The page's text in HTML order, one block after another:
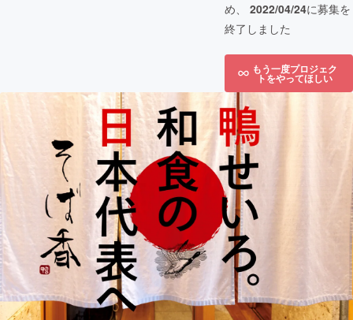
め、 2022/04/24に募集を
終了しました
もう一度プロジェク
トをやってほしい